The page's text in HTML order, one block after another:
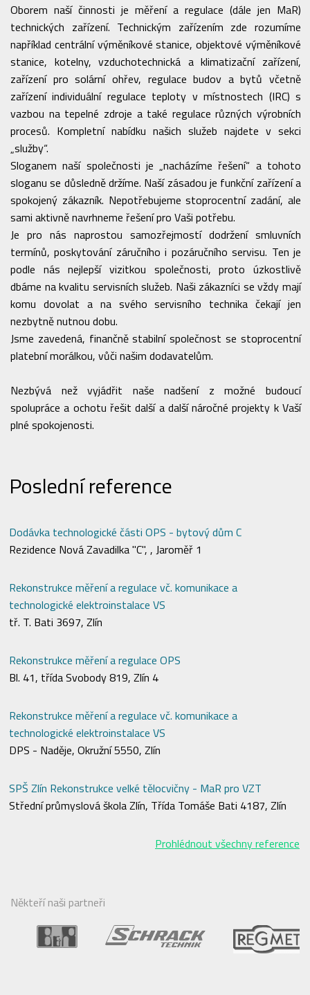
Oborem naší činnosti je měření a regulace (dále jen MaR)
technických zařízení. Technickým zařízením zde rozumíme
například centrální výměníkové stanice, objektové výměníkové
stanice, kotelny, vzduchotechnická a klimatizační zařízení,
zařízení pro solární ohřev, regulace budov a bytů včetně
zařízení individuální regulace teploty v místnostech (IRC) s
vazbou na tepelné zdroje a také regulace různých výrobních
procesů. Kompletní nabídku našich služeb najdete v sekci
„služby“.
Sloganem naší společnosti je „nacházíme řešení“ a tohoto
sloganu se důsledně držíme. Naší zásadou je funkční zařízení a
spokojený zákazník. Nepotřebujeme stoprocentní zadání, ale
sami aktivně navrhneme řešení pro Vaši potřebu.
Je pro nás naprostou samozřejmostí dodržení smluvních
termínů, poskytování záručního i pozáručního servisu. Ten je
podle nás nejlepší vizitkou společnosti, proto úzkostlivě
dbáme na kvalitu servisních služeb. Naši zákazníci se vždy mají
komu dovolat a na svého servisního technika čekají jen
nezbytně nutnou dobu.
Jsme zavedená, finančně stabilní společnost se stoprocentní
platební morálkou, vůči našim dodavatelům.
Nezbývá než vyjádřit naše nadšení z možné budoucí
spolupráce a ochotu řešit další a další náročné projekty k Vaší
plné spokojenosti.
Poslední reference
Dodávka technologické části OPS - bytový dům C
Rezidence Nová Zavadilka "C", , Jaroměř 1
Rekonstrukce měření a regulace vč. komunikace a
technologické elektroinstalace VS
tř. T. Bati 3697, Zlín
Rekonstrukce měření a regulace OPS
Bl. 41, třída Svobody 819, Zlín 4
Rekonstrukce měření a regulace vč. komunikace a
technologické elektroinstalace VS
DPS - Naděje, Okružní 5550, Zlín
SPŠ Zlín Rekonstrukce velké tělocvičny - MaR pro VZT
Střední průmyslová škola Zlín, Třída Tomáše Bati 4187, Zlín
Prohlédnout všechny reference
Někteří naši partneři